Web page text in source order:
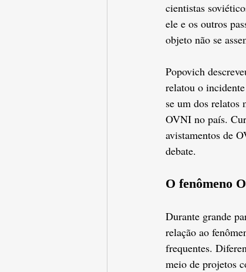
cientistas
ele e os outros
objeto não se
Popovich
relatou o
se um dos relatos
OVNI no país.
avistamentos de
debate.
O fenômeno
Durante grande
relação ao
frequentes.
meio de projetos